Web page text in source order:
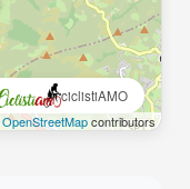
ciclistiAMO
OpenStreetMapcontributors